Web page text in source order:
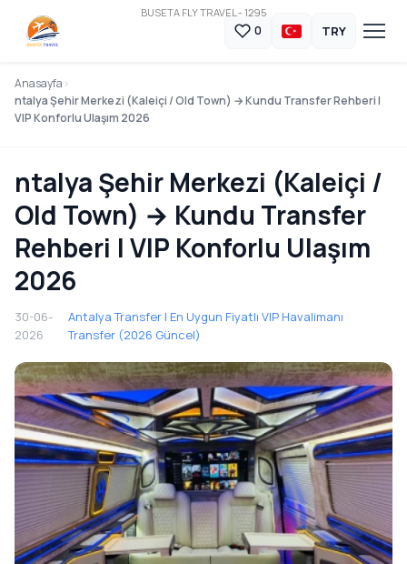
BUSETA FLY TRAVEL - 1295
0 TRY
Anasayfa
ntalya Şehir Merkezi (Kaleiçi / Old Town) → Kundu Transfer Rehberi |
VIP Konforlu Ulaşım 2026
ntalya Şehir Merkezi (Kaleiçi /
Old Town) → Kundu Transfer
Rehberi | VIP Konforlu Ulaşım
2026
30-06-
2026
Antalya Transfer | En Uygun Fiyatlı VIP Havalimanı
Transfer (2026 Güncel)